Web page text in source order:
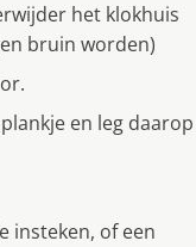
het klokhuis
bruin worden)
en leg daarop
insteken, of een